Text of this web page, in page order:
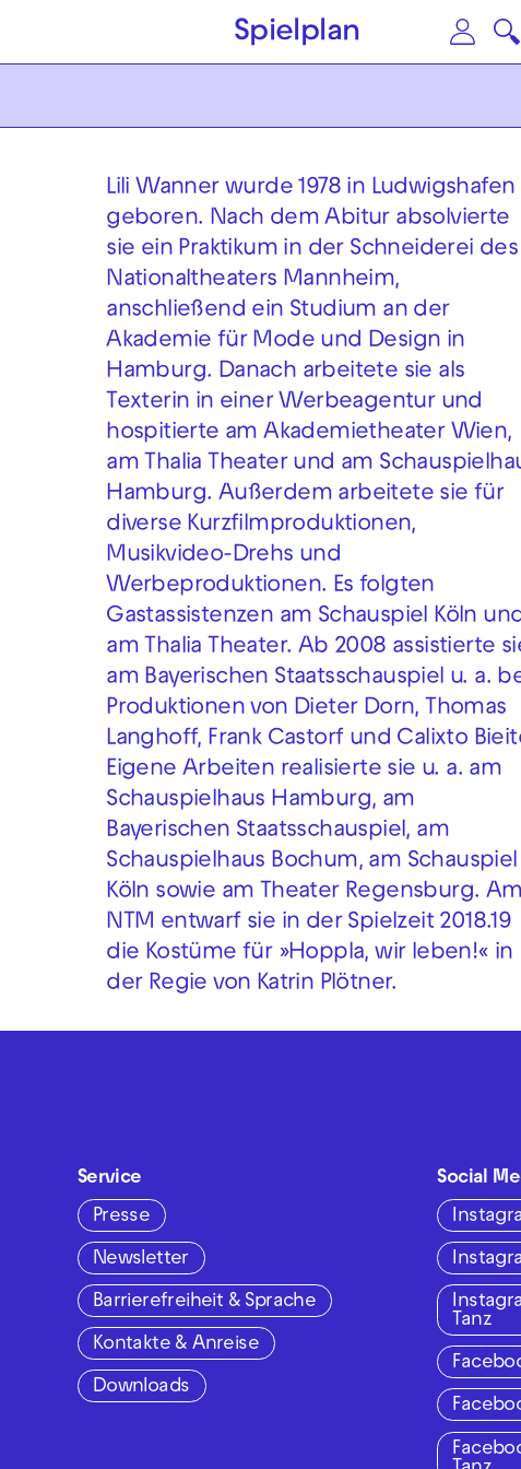
Zum Hauptinhalt springen
Spielplan
Lili Wanner wurde 1978 in Ludwigshafen
geboren. Nach dem Abitur absolvierte
sie ein Praktikum in der Schneiderei des
Nationaltheaters Mannheim,
anschließend ein Studium an der
Akademie für Mode und Design in
Hamburg. Danach arbeitete sie als
Texterin in einer Werbeagentur und
hospitierte am Akademietheater Wien,
am Thalia Theater und am
Hamburg. Außerdem arbeitete sie für
diverse Kurzfilmproduktionen,
Musikvideo-Drehs und
Werbeproduktionen. Es folgten
Gastassistenzen am Schauspiel Köln
am Thalia Theater. Ab 2008 assistierte
am Bayerischen Staatsschauspiel u. a.
Produktionen von Dieter Dorn, Thomas
Langhoff, Frank Castorf und Calixto
Eigene Arbeiten realisierte sie u. a. am
Schauspielhaus Hamburg, am
Bayerischen Staatsschauspiel, am
Schauspielhaus Bochum, am Schauspiel
Köln sowie am Theater Regensburg. Am
NTM entwarf sie in der Spielzeit 2018.19
die Kostüme für »Hoppla, wir leben!« in
der Regie von Katrin Plötner.
Service
Presse
Newsletter
Barrierefreiheit & Sprache
Kontakte & Anreise
Downloads
Social
Tanz